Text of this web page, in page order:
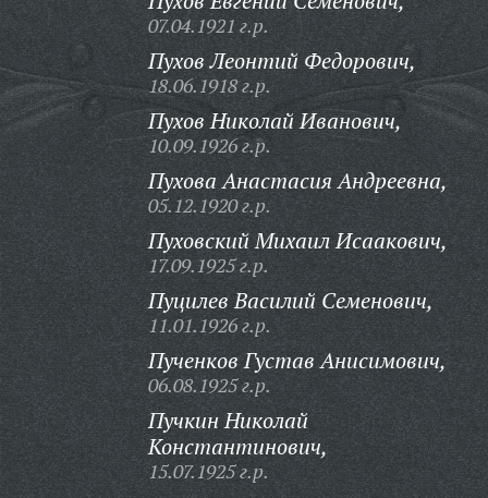
07.04.1921 г.р.
Пухов Леонтий Федорович,
18.06.1918 г.р.
Пухов Николай Иванович,
10.09.1926 г.р.
Пухова Анастасия Андреевна,
05.12.1920 г.р.
Пуховский Михаил Исаакович,
17.09.1925 г.р.
Пуцилев Василий Семенович,
11.01.1926 г.р.
Пученков Густав Анисимович,
06.08.1925 г.р.
Пучкин Николай
Константинович,
15.07.1925 г.р.